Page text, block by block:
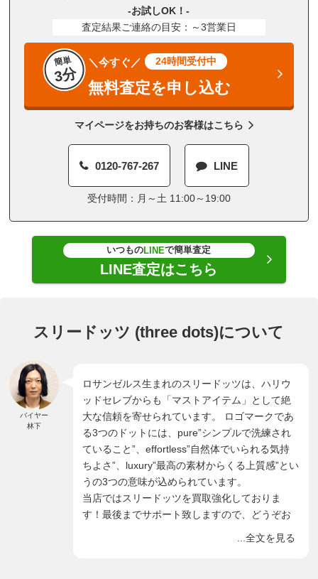
-お試しOK！-
査定結果ご連絡の目安：～3営業日
簡単
3分
＼今すぐ／ 24時間受付中
無料査定を申し込む
マイページをお持ちのお客様はこちら
0120-767-267 LINE
受付時間：月～土 11:00～19:00
いつものLINEで簡単査定
LINE査定はこちら
スリードッツ (three dots)について
バイヤー
林下
ロサンゼルス生まれのスリードッツは、ハリウ
ッドセレブからも「マストアイテム」として絶
大な信頼を寄せられています。 ロゴマークであ
る3つのドットには、pure”シンプルで洗練され
ていること”、effortless”自然体でいられる気持
ちよさ”、luxury”最高の素材からくる上質感”とい
うの3つの意味が込められています。
当店ではスリードッツを買取強化しておりま
す！最後までサポート致しますので、どうぞお
...全文を見る